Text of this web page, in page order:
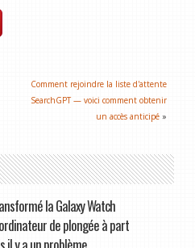
Comment rejoindre la liste d'attente
SearchGPT — voici comment obtenir
un accès anticipé »
la Galaxy Watch
de plongée à part